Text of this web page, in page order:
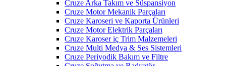
Cruze Arka Takım ve Süspansiyon
Cruze Motor Mekanik Parçaları
Cruze Karoseri ve Kaporta Ürünleri
Cruze Motor Elektrik Parçaları
Cruze Karoser iç Trim Malzemeleri
Cruze Multi Medya & Ses Sistemleri
Cruze Periyodik Bakım ve Filtre